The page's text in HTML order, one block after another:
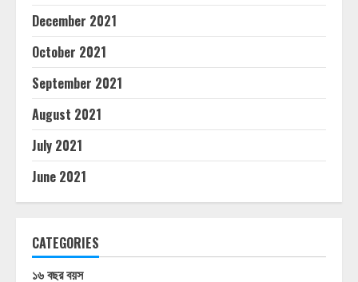
December 2021
October 2021
September 2021
August 2021
July 2021
June 2021
CATEGORIES
১৬ বছর বয়স